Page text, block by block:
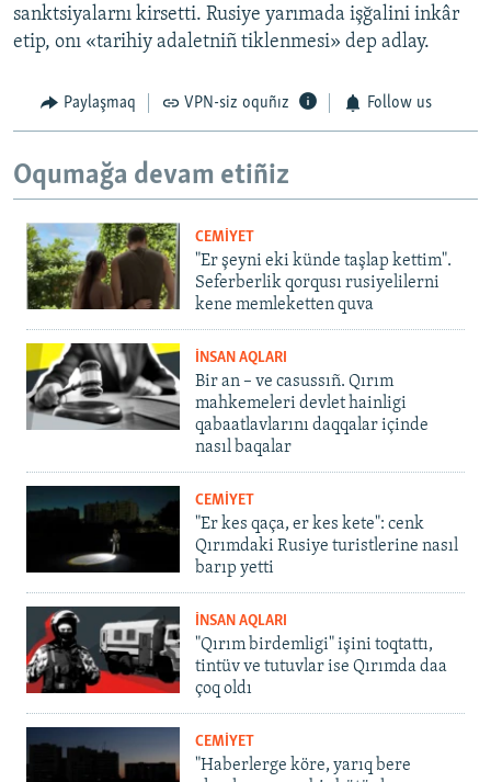
sanktsiyalarnı kirsetti. Rusiye yarımada işğalini inkâr
etip, onı «tarihiy adaletniñ tiklenmesi» dep adlay.
Paylaşmaq VPN-siz oquñız Follow us
Oqumağa devam etiñiz
CEMİYET
"Er şeyni eki künde taşlap kettim".
Seferberlik qorqusı rusiyelilerni
kene memleketten quva
İNSAN AQLARI
Bir an – ve casussıñ. Qırım
mahkemeleri devlet hainligi
qabaatlavlarını daqqalar içinde
nasıl baqalar
CEMİYET
"Er kes qaça, er kes kete": cenk
Qırımdaki Rusiye turistlerine nasıl
barıp yetti
İNSAN AQLARI
"Qırım birdemligi" işini toqtattı,
tintüv ve tutuvlar ise Qırımda daa
çoq oldı
CEMİYET
"Haberlerge köre, yarıq bere